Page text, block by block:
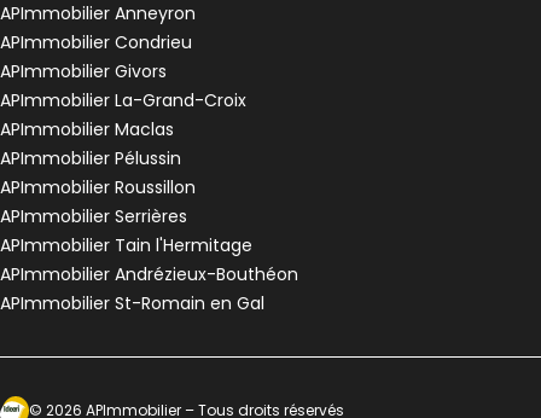
120 000 €
Maison de village • 3 pièces • 80 m²
APImmobilier Anneyron
APImmobilier Condrieu
APImmobilier Givors
APImmobilier La-Grand-Croix
APImmobilier Maclas
APImmobilier Pélussin
APImmobilier Roussillon
APImmobilier Serrières
APImmobilier Tain l'Hermitage
APImmobilier Andrézieux-Bouthéon
APImmobilier St-Romain en Gal
Ecosytème Ideeri
© 2026 APImmobilier – Tous droits réservés